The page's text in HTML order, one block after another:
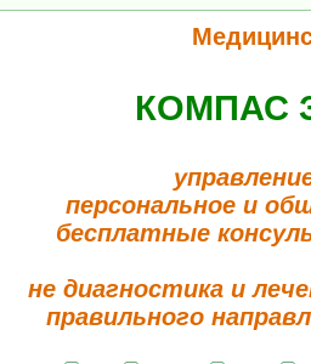
КОМПАС
персональное и
бесплатные
не диагностика и
правильного